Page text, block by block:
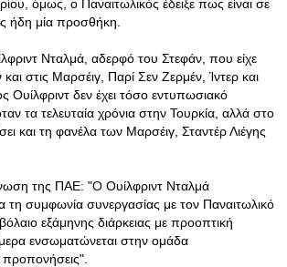
όμως, ο Παναιτωλικός έδειξε πως είναι σε
ήδη μία προσθήκη.
Νταλμά, αδερφό του Στεφάν, που είχε
και στις Μαρσέιγ, Παρί Σεν Ζερμέν, Ίντερ και
Ουίλφριντ δεν έχει τόσο εντυπωσιακό
τα τελευταία χρόνια στην Τουρκία, αλλά στο
και τη φανέλα των Μαρσέιγ, Σταντέρ Λιέγης
της ΠΑΕ: "Ο Ουίλφριντ Νταλμά
συμφωνία συνεργασίας με τον Παναιτωλικό
εξάμηνης διάρκειας με προοπτική
ενσωματώνεται στην ομάδα
προπονήσεις".